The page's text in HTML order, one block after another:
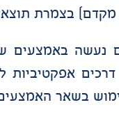
בצמרת
נעשה באמצעים
אפקטיביות
בשאר